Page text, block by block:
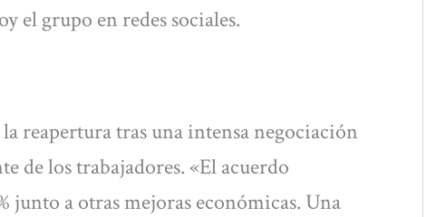
el grupo en redes sociales.
reapertura tras una intensa negociación
de los trabajadores. «El acuerdo
junto a otras mejoras económicas. Una